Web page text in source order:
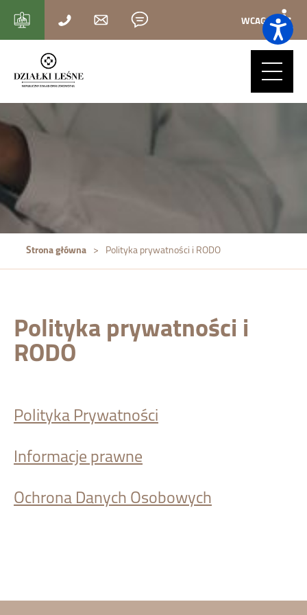
WCAG
Strona główna > Polityka prywatności i RODO
Polityka prywatności i
RODO
Polityka Prywatności
Informacje prawne
Ochrona Danych Osobowych